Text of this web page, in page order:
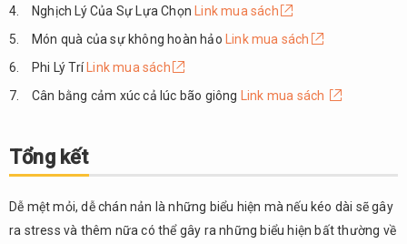
Nghịch Lý Của Sự Lựa Chọn
Link mua sách
Món quà của sự không hoàn hảo
Link mua sách
Phi Lý Trí Link mua sách
Cân bằng cảm xúc cả lúc bão giông
Link mua sách
Tổng kết
Dễ mệt mỏi, dễ chán nản là những biểu hiện mà nếu kéo dài sẽ gây
ra stress và thêm nữa có thể gây ra những biểu hiện bất thường về